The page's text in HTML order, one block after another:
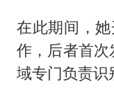
在此期间，
作，后者首
域专门负责识